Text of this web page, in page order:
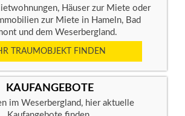
Häuser zur Miete oder
zur Miete in Hameln, Bad
und dem Weserbergland.
TRAUMOBJEKT FINDEN
KAUFANGEBOTE
im Weserbergland, hier aktuelle